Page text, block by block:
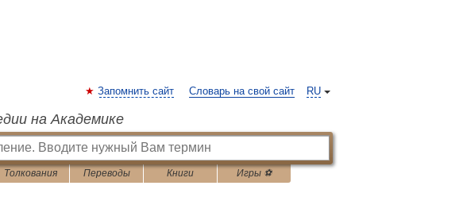
RU
Запомнить сайт Словарь на свой сайт
на Академике
Толкования Переводы Книги Игры ⚽